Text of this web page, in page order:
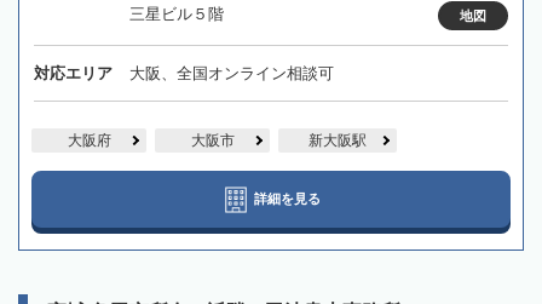
三星ビル５階
地図
対応エリア 大阪、全国オンライン相談可
大阪府 大阪市 新大阪駅
詳細を見る